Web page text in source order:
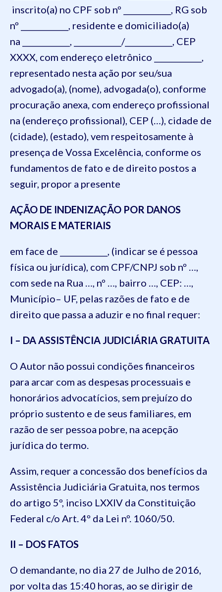
inscrito(a) no CPF sob nº ____________, RG sob
nº ____________, residente e domiciliado(a)
na ____________, ____________/____________, CEP
XXXX, com endereço eletrônico ____________,
representado nesta ação por seu/sua
advogado(a), (nome), advogada(o), conforme
procuração anexa, com endereço profissional
na (endereço profissional), CEP (…), cidade de
(cidade), (estado), vem respeitosamente à
presença de Vossa Excelência, conforme os
fundamentos de fato e de direito postos a
seguir, propor a presente
AÇÃO DE INDENIZAÇÃO POR DANOS
MORAIS E MATERIAIS
em face de ____________, (indicar se é pessoa
física ou jurídica), com CPF/CNPJ sob nº …,
com sede na Rua …, nº …, bairro …, CEP: …,
Município– UF, pelas razões de fato e de
direito que passa a aduzir e no final requer:
I – DA ASSISTÊNCIA JUDICIÁRIA GRATUITA
O Autor não possui condições financeiros
para arcar com as despesas processuais e
honorários advocatícios, sem prejuízo do
próprio sustento e de seus familiares, em
razão de ser pessoa pobre, na acepção
jurídica do termo.
Assim, requer a concessão dos benefícios da
Assistência Judiciária Gratuita, nos termos
do artigo 5º, inciso LXXIV da Constituição
Federal c/o Art. 4º da Lei nº. 1060/50.
II – DOS FATOS
O demandante, no dia 27 de Julho de 2016,
por volta das 15:40 horas, ao se dirigir de